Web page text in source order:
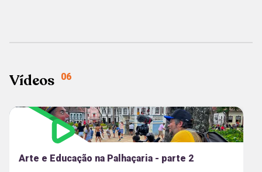
Vídeos 06
Arte e Educação na Palhaçaria - parte 2